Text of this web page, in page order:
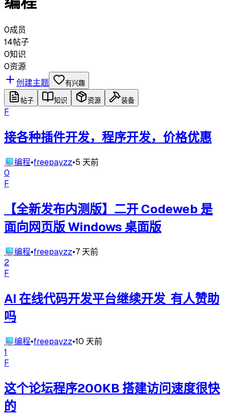
0成员
14帖子
0知识
0资源
创建主题
有兴趣
帖子 知识 资源 装备
F
接各种插件开发，程序开发，价格优惠
💻编程•freepayzz•5 天前
0
F
【全新发布内测版】二开 Codeweb 是
面向网页版 Windows 桌面版
💻编程•freepayzz•7 天前
2
F
AI 在线代码开发平台继续开发 有人赞助
吗
💻编程•freepayzz•10 天前
1
F
这个论坛程序200KB 搭建访问速度很快
的